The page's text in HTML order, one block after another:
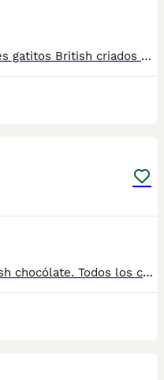
¡Conoce a nuestros encantadores gatitos British criados en un ambiente familiar! Estos adorables felinos son conocidos por su carácter equilibrado, su pelaje suave y su aspecto regio. En nuestra camada encontrarás una amplia gama de colores, desde el clásico gris atigrado hasta el elegante beige o el blanco puro. Nuestros gatitos British son el compañero perfecto para aquellos que buscan un amigo leal y afectuoso. Criados con amor y cuidado en un ambiente familiar, estos felinos están acostumbrados al contacto humano y son juguetones y cariñosos. No pierdas la oportunidad de hacer que uno de estos maravillosos gatitos British sea parte de tu hogar. ¡Contáctanos para más información y descubre la dulzura y elegancia que estos felinos pueden aportar a tu vida! ¡Reserva el tuyo ahora!
Espectaculares camada de British chocólate. Todos los cachorritos se entregan con unos dos meses y medio de edad y sus vacunas correspondientes, desparasitados interna y externamente, con certificado de salud, y garantía tanto por enfermedad vírica como congénito genética. Posibilidad de entregar en toda España mediante transporte propio preparado para animales y con chofer privado. Los precios pueden variar según las características y morfología de cada cachorro. Añádenos al whats app o llámanos, y encantados atenderemos todas tus dudas y consultas. Teléfono / Whats app: 641 92 23 90